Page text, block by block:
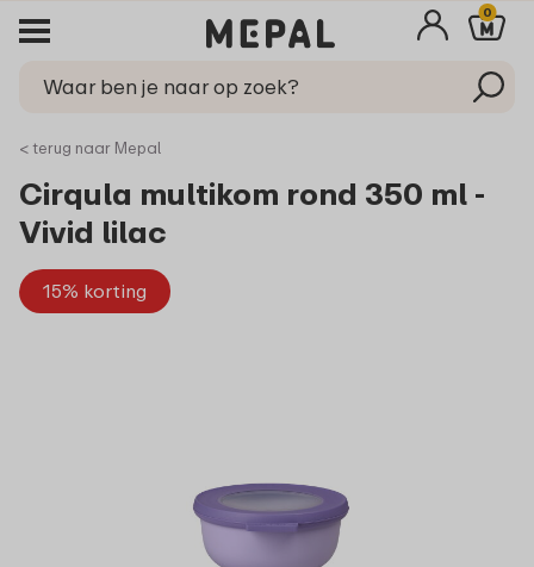
0
< terug naar Mepal
Cirqula multikom rond 350 ml -
Vivid lilac
15% korting